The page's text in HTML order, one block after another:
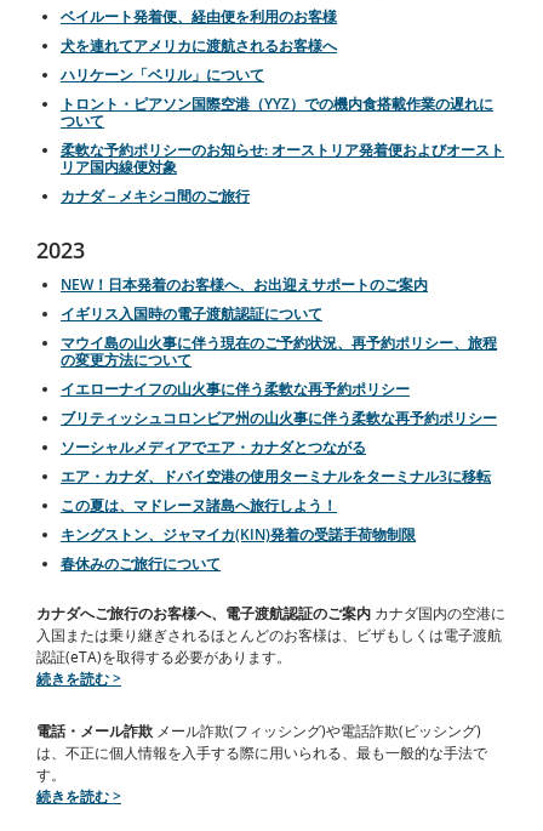
ベイルート発着便、経由便を利用のお客様
犬を連れてアメリカに渡航されるお客様へ
ハリケーン「ベリル」について
トロント・ピアソン国際空港（YYZ）での機内食搭載作業の遅れに
ついて
柔軟な予約ポリシーのお知らせ: オーストリア発着便およびオースト
リア国内線便対象
カナダ－メキシコ間のご旅行
2023
NEW！日本発着のお客様へ、お出迎えサポートのご案内
イギリス入国時の電子渡航認証について
マウイ島の山火事に伴う現在のご予約状況、再予約ポリシー、旅程
の変更方法について
イエローナイフの山火事に伴う柔軟な再予約ポリシー
ブリティッシュコロンビア州の山火事に伴う柔軟な再予約ポリシー
ソーシャルメディアでエア・カナダとつながる
エア・カナダ、ドバイ空港の使用ターミナルをターミナル3に移転
この夏は、マドレーヌ諸島へ旅行しよう！
キングストン、ジャマイカ(KIN)発着の受諾手荷物制限
春休みのご旅行について
カナダへご旅行のお客様へ、電子渡航認証のご案内 カナダ国内の空港に
入国または乗り継ぎされるほとんどのお客様は、ビザもしくは電子渡航
認証(eTA)を取得する必要があります。
続きを読む >
電話・メール詐欺 メール詐欺(フィッシング)や電話詐欺(ビッシング)
は、不正に個人情報を入手する際に用いられる、最も一般的な手法で
す。
続きを読む >